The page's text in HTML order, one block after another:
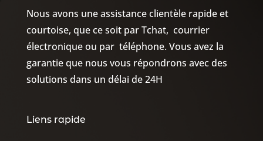
Nous avons une assistance clientèle rapide et
courtoise, que ce soit par Tchat, courrier
électronique ou par téléphone. Vous avez la
garantie que nous vous répondrons avec des
solutions dans un délai de 24H
Liens rapide